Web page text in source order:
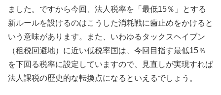
ました。ですから今回、法人税率を「最低15％」とする
新ルールを設けるのはこうした消耗戦に歯止めをかけると
いう意味があります。また、いわゆるタックスヘイブン
（租税回避地）に近い低税率国は、今回目指す最低15％
を下回る税率に設定していますので、見直しが実現すれば
法人課税の歴史的な転換点になるといえるでしょう。